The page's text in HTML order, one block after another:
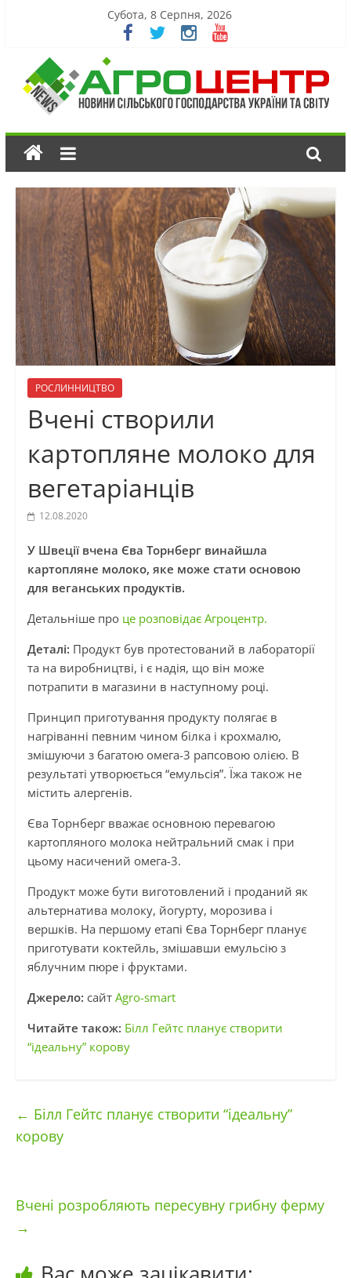
Субота, 8 Серпня, 2026
РОСЛИННИЦТВО
Вчені створили
картопляне молоко для
вегетаріанців
12.08.2020
У Швеції вчена Єва Торнберг винайшла
картопляне молоко, яке може стати основою
для веганських продуктів.
Детальніше про це розповідає Агроцентр.
Деталі: Продукт був протестований в лабораторії
та на виробництві, і є надія, що він може
потрапити в магазини в наступному році.
Принцип приготування продукту полягає в
нагріванні певним чином білка і крохмалю,
змішуючи з багатою омега-3 рапсовою олією. В
результаті утворюється “емульсія”. Їжа також не
містить алергенів.
Єва Торнберг вважає основною перевагою
картопляного молока нейтральний смак і при
цьому насичений омега-3.
Продукт може бути виготовлений і проданий як
альтернатива молоку, йогурту, морозива і
вершків. На першому етапі Єва Торнберг планує
приготувати коктейль, змішавши емульсію з
яблучним пюре і фруктами.
Джерело: сайт Agro-smart
Читайте також: Білл Гейтс планує створити
“ідеальну” корову
← Білл Гейтс планує створити “ідеальну”
корову
Вчені розробляють пересувну грибну ферму
→